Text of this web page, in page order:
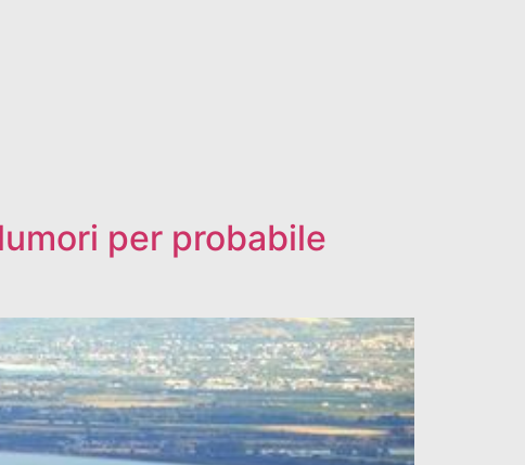
per probabile